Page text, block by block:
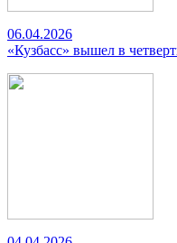
06.04.2026
«Кузбасс» вышел в